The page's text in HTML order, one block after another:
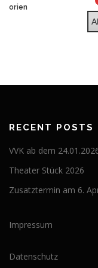
orien
RECENT POSTS
VVK ab dem
Theater Stück 2026
Zusatztermin am 6.
Impressum
Datenschutz